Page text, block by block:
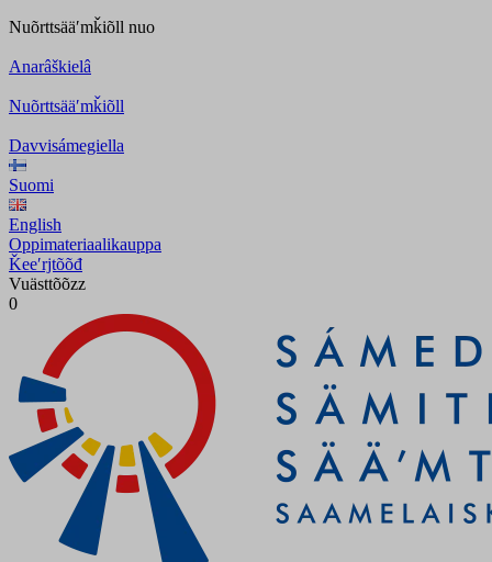
Nuõrttsääʹmǩiõll nuo
Anarâškielâ
Nuõrttsääʹmǩiõll
Davvisámegiella
Suomi
English
Oppimateriaalikauppa
Ǩeeʹrjtõõđ
Vuästtõõzz
0